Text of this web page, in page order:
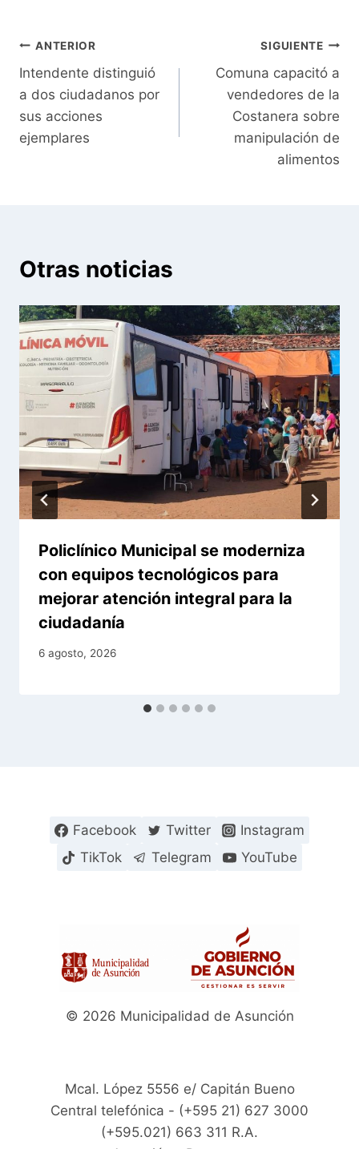
Navegación
de
entradas
ANTERIOR
Intendente distinguió
a dos ciudadanos por
sus acciones
ejemplares
SIGUIENTE
Comuna capacitó a
vendedores de la
Costanera sobre
manipulación de
alimentos
Otras noticias
Policlínico Municipal se moderniza
con equipos tecnológicos para
mejorar atención integral para la
ciudadanía
6 agosto, 2026
Facebook Twitter
Instagram
TikTok
Telegram YouTube
© 2026 Municipalidad de Asunción
Mcal. López 5556 e/ Capitán Bueno
Central telefónica - (+595 21) 627 3000
(+595.021) 663 311 R.A.